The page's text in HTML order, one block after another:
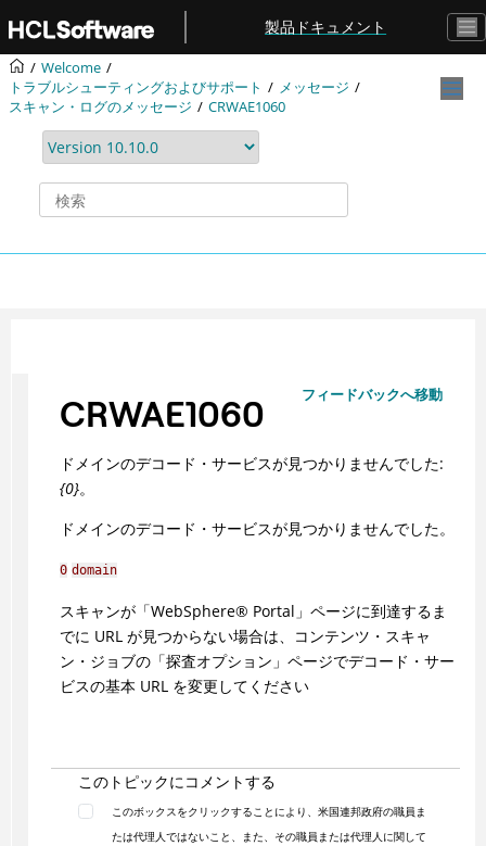
メインコンテンツにジャンプ
製品ドキュメント
Welcome
トラブルシューティングおよびサポート
メッセージ
スキャン・ログのメッセージ
CRWAE1060
フィードバックへ移動
CRWAE1060
ドメインのデコード・サービスが見つかりませんでした:
{0}。
ドメインのデコード・サービスが見つかりませんでした。
0 domain
スキャンが「WebSphere® Portal」ページに到達するま
でに URL が見つからない場合は、コンテンツ・スキャ
ン・ジョブの「探査オプション」ページでデコード・サー
ビスの基本 URL を変更してください
このトピックにコメントする
このボックスをクリックすることにより、米国連邦政府の職員ま
たは代理人ではないこと、また、その職員または代理人に関して